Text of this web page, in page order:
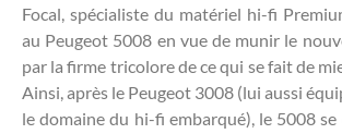
Focal, spécialiste du matériel hi-fi
au Peugeot 5008 en vue de munir le
par la firme tricolore de ce qui se fait de
Ainsi, après le Peugeot 3008 (lui aussi
le domaine du hi-fi embarqué), le 5008